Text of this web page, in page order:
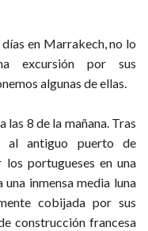
en Marrakech, no lo
excursión por sus
algunas de ellas.
las 8 de la mañana. Tras
al antiguo puerto de
portugueses en una
inmensa media luna
cobijada por sus
construcción francesa